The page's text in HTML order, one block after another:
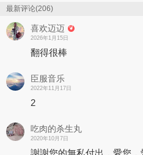
次韩红爱心慈善基金会驰援武汉的
员、资料汇编员、项目对接员，甚
点单枪匹马跑到武汉顶替累倒的
红爱心志愿者团队的战友。所谓“韩
本意义上的韩红了，而是无数明星
们，这个社会的一片深情。在此，
有的幕后英雄，感恩来自全国的捐
愿平安顺致。
庚子年二月十六 初春（2020.3.9）
韩红书
最新评论(206)
喜欢迈迈
2026年1月15日
翻得很棒
臣服音乐
2022年11月17日
2
吃肉的杀生丸
2020年10月7日